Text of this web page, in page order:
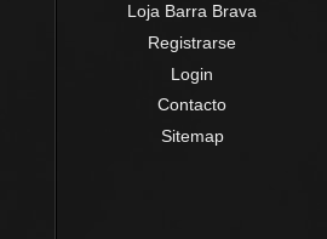
Loja Barra Brava
Registrarse
Login
Contacto
Sitemap